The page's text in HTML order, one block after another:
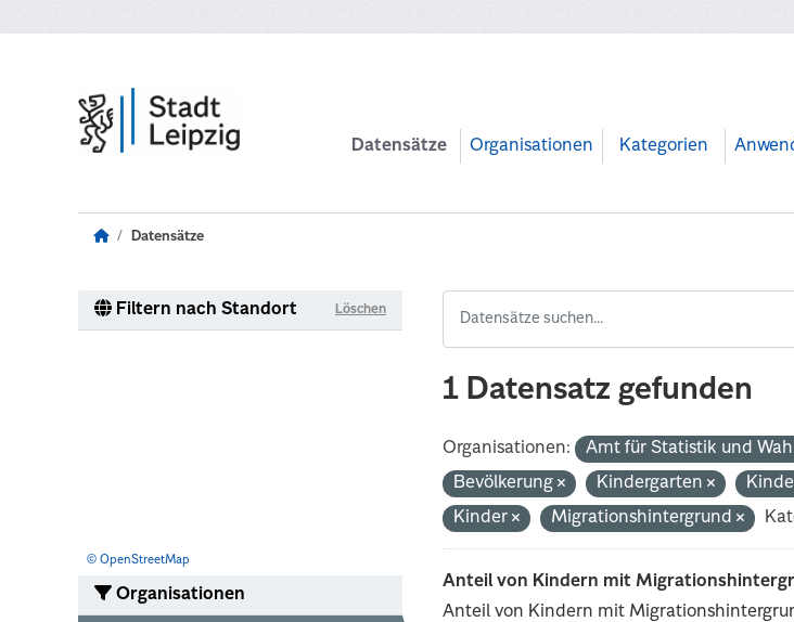
Datensätze Organisationen Kategorien
Datensätze
Filtern nach Standort Löschen
© OpenStreetMap
Organisationen
1 Datensatz gefunden
Organisationen: Amt für Statistik und
Bevölkerung
Kindergarten
Kinder
Migrationshintergrund
Anteil von Kindern mit
Anteil von Kindern mit